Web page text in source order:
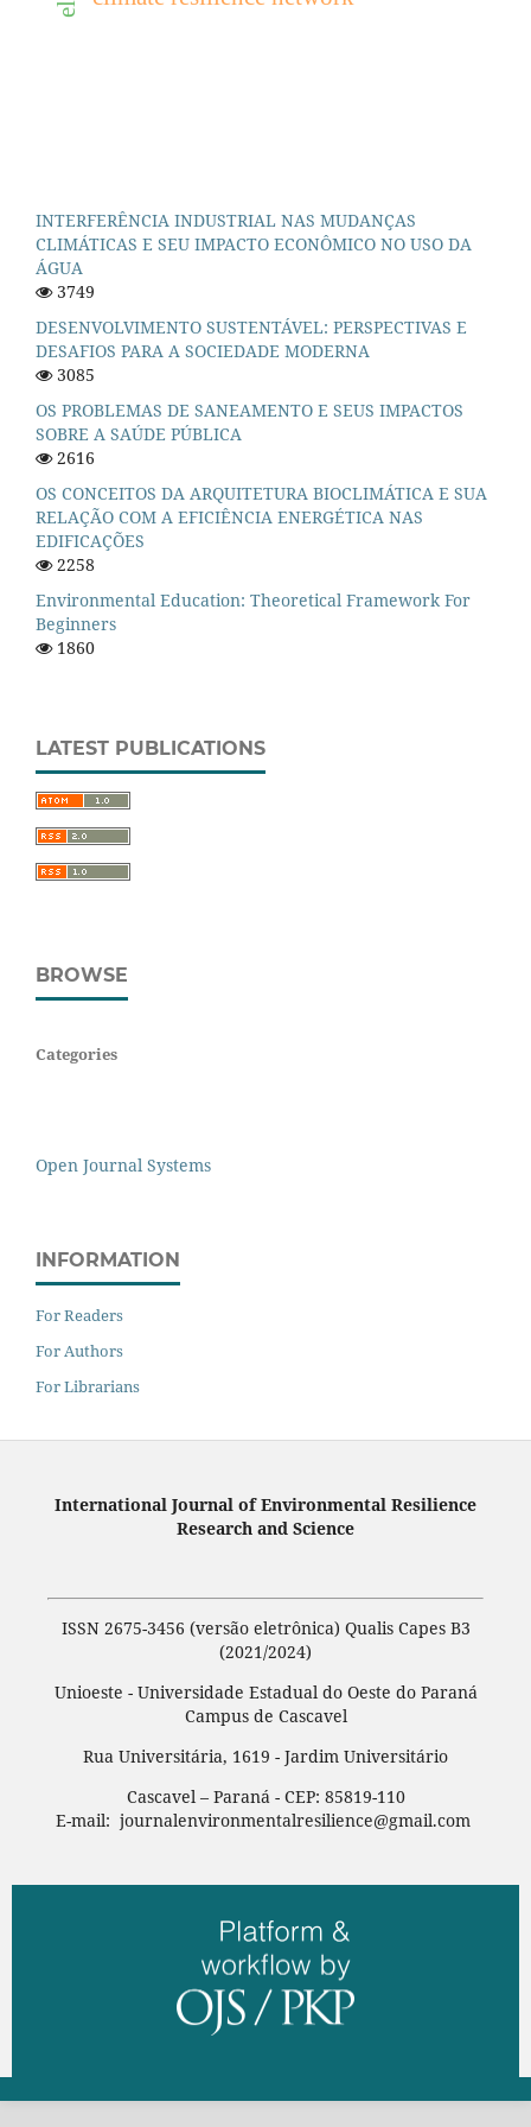
INTERFERÊNCIA INDUSTRIAL NAS MUDANÇAS
CLIMÁTICAS E SEU IMPACTO ECONÔMICO NO USO DA
ÁGUA
3749
DESENVOLVIMENTO SUSTENTÁVEL: PERSPECTIVAS E
DESAFIOS PARA A SOCIEDADE MODERNA
3085
OS PROBLEMAS DE SANEAMENTO E SEUS IMPACTOS
SOBRE A SAÚDE PÚBLICA
2616
OS CONCEITOS DA ARQUITETURA BIOCLIMÁTICA E SUA
RELAÇÃO COM A EFICIÊNCIA ENERGÉTICA NAS
EDIFICAÇÕES
2258
Environmental Education: Theoretical Framework For
Beginners
1860
LATEST PUBLICATIONS
BROWSE
Categories
Open Journal Systems
INFORMATION
For Readers
For Authors
For Librarians
International Journal of Environmental Resilience
Research and Science
ISSN 2675-3456 (versão eletrônica) Qualis Capes B3
(2021/2024)
Unioeste - Universidade Estadual do Oeste do Paraná
Campus de Cascavel
Rua Universitária, 1619 - Jardim Universitário
Cascavel – Paraná - CEP: 85819-110
E-mail: journalenvironmentalresilience@gmail.com